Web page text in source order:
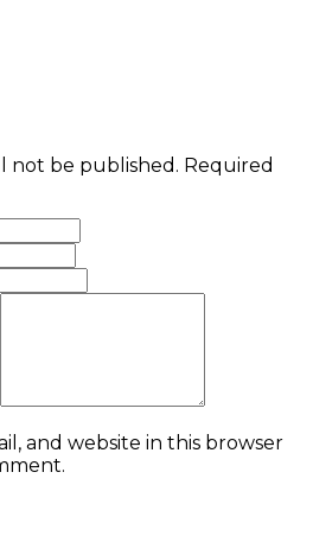
not be published. Required
and website in this browser